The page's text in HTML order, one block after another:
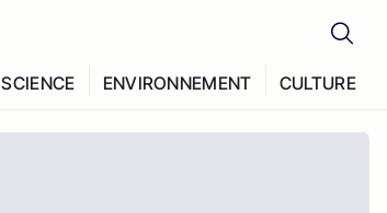
SCIENCE ENVIRONNEMENT CULTURE